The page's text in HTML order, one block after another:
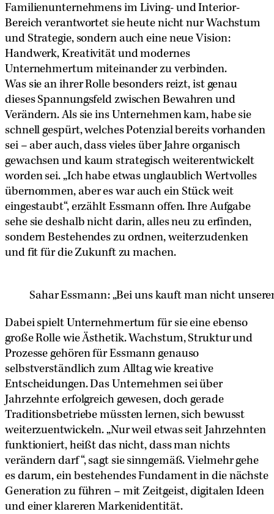
Familienunternehmens im Living- und Interior-
Bereich verantwortet sie heute nicht nur Wachstum
und Strategie, sondern auch eine neue Vision:
Handwerk, Kreativität und modernes
Unternehmertum miteinander zu verbinden.
Was sie an ihrer Rolle besonders reizt, ist genau
dieses Spannungsfeld zwischen Bewahren und
Verändern. Als sie ins Unternehmen kam, habe sie
schnell gespürt, welches Potenzial bereits vorhanden
sei – aber auch, dass vieles über Jahre organisch
gewachsen und kaum strategisch weiterentwickelt
worden sei. „Ich habe etwas unglaublich Wertvolles
übernommen, aber es war auch ein Stück weit
eingestaubt“, erzählt Essmann offen. Ihre Aufgabe
sehe sie deshalb nicht darin, alles neu zu erfinden,
sondern Bestehendes zu ordnen, weiterzudenken
und fit für die Zukunft zu machen.
Sahar Essmann: „Bei uns kauft man nicht
Dabei spielt Unternehmertum für sie eine ebenso
große Rolle wie Ästhetik. Wachstum, Struktur und
Prozesse gehören für Essmann genauso
selbstverständlich zum Alltag wie kreative
Entscheidungen. Das Unternehmen sei über
Jahrzehnte erfolgreich gewesen, doch gerade
Traditionsbetriebe müssten lernen, sich bewusst
weiterzuentwickeln. „Nur weil etwas seit Jahrzehnten
funktioniert, heißt das nicht, dass man nichts
verändern darf“, sagt sie sinngemäß. Vielmehr gehe
es darum, ein bestehendes Fundament in die nächste
Generation zu führen – mit Zeitgeist, digitalen Ideen
und einer klareren Markenidentität.